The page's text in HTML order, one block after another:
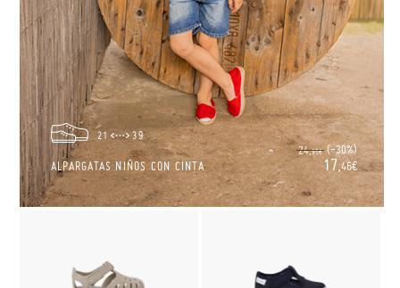
21 39
ALPARGATAS NIÑOS CON CINTA
24,95€ (-30%)
17,46€